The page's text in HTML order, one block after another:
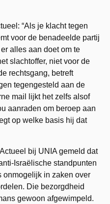
“Als je klacht tegen
voor de benadeelde partij
alles aan doet om te
slachtoffer, niet voor de
rechtsgang, betreft
tegengesteld aan de
mail lijkt het zelfs alsof
aanraden om beroep aan
op welke basis hij dat
bij UNIA gemeld dat
Israëlische standpunten
onmogelijk in zaken over
Die bezorgdheid
gewoon afgewimpeld.